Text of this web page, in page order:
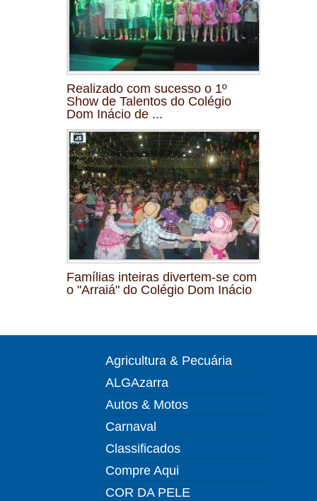
Realizado com sucesso o 1º
Show de Talentos do Colégio
Dom Inácio de ...
Famílias inteiras divertem-se com
o "Arraiá" do Colégio Dom Inácio
Agricultura & Pecuária
ALGAzarra
Autos & Motos
Carnaval
Classificados
Compre Aqui
COR DA PELE